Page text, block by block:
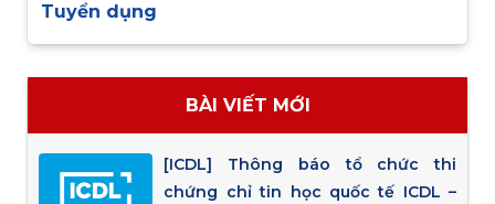
Tuyển dụng
BÀI VIẾT MỚI
[ICDL] Thông báo tổ chức thi
chứng chỉ tin học quốc tế ICDL –